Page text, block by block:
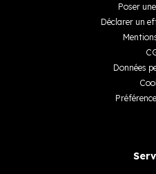
Poser
Déclarer un
Données